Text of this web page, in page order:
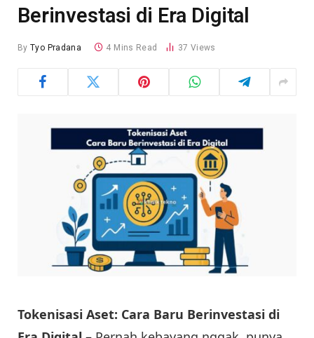
Berinvestasi di Era Digital
By Tyo Pradana 4 Mins Read 37 Views
Tokenisasi Aset: Cara Baru Berinvestasi di